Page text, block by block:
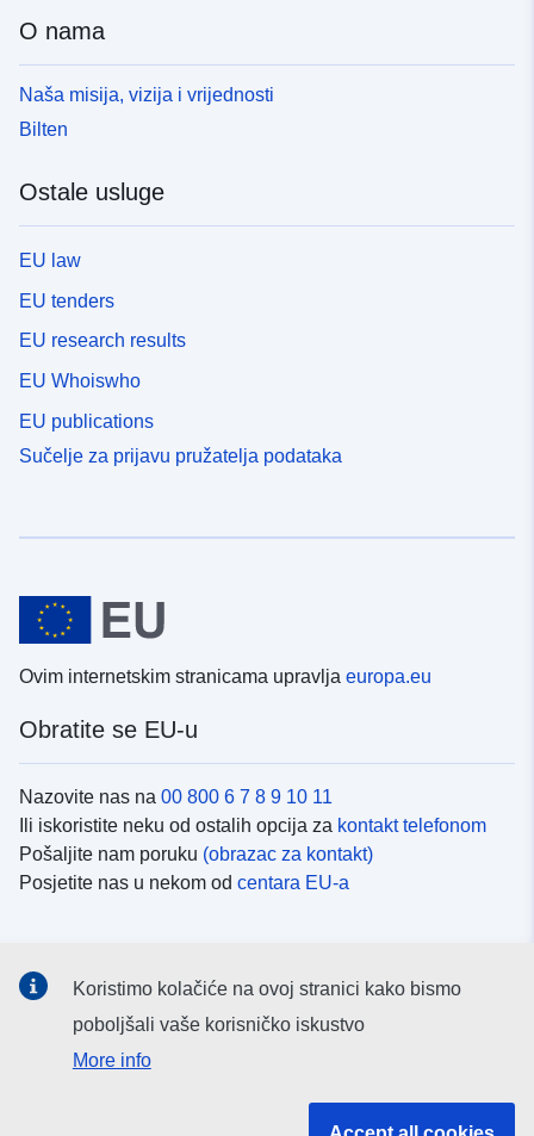
O nama
Naša misija, vizija i vrijednosti
Bilten
Ostale usluge
EU law
EU tenders
EU research results
EU Whoiswho
EU publications
Sučelje za prijavu pružatelja podataka
Ovim internetskim stranicama upravlja europa.eu
Obratite se EU-u
Nazovite nas na 00 800 6 7 8 9 10 11
Ili iskoristite neku od ostalih opcija za kontakt telefonom
Pošaljite nam poruku (obrazac za kontakt)
Posjetite nas u nekom od centara EU-a
Potražite kanale EU-a nadruštvenim mrežama
Koristimo kolačiće na ovoj stranici kako bismo
poboljšali vaše korisničko iskustvo
More info